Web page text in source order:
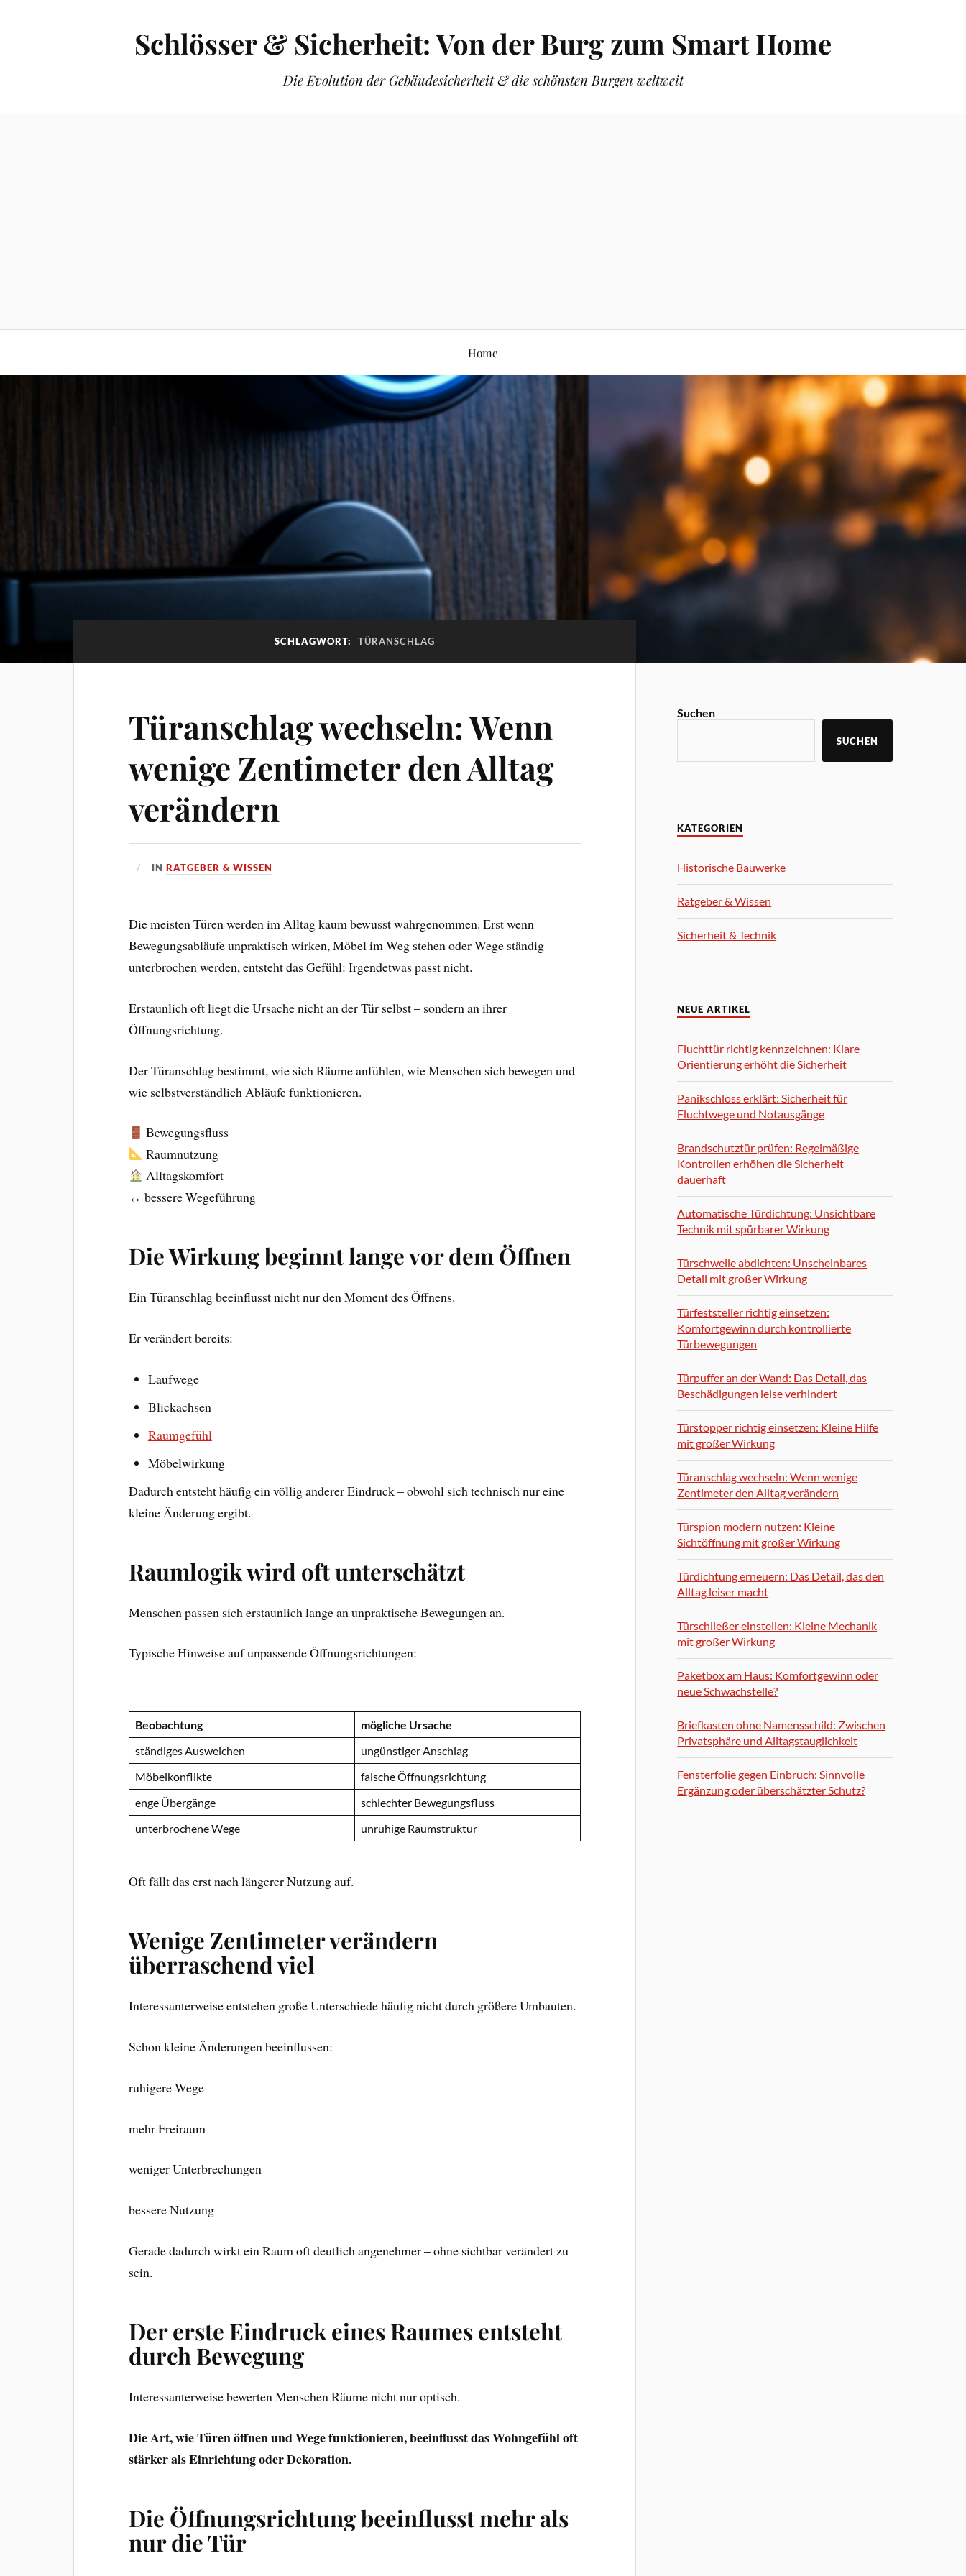
Schlösser & Sicherheit: Von der Burg zum Smart Home
Die Evolution der Gebäudesicherheit & die schönsten Burgen weltweit
Home
SCHLAGWORT: TÜRANSCHLAG
Türanschlag wechseln: Wenn
wenige Zentimeter den Alltag
verändern
INRATGEBER & WISSEN
Die meisten Türen werden im Alltag kaum bewusst wahrgenommen. Erst wenn
Bewegungsabläufe unpraktisch wirken, Möbel im Weg stehen oder Wege ständig
unterbrochen werden, entsteht das Gefühl: Irgendetwas passt nicht.
Erstaunlich oft liegt die Ursache nicht an der Tür selbst – sondern an ihrer
Öffnungsrichtung.
Der Türanschlag bestimmt, wie sich Räume anfühlen, wie Menschen sich bewegen und
wie selbstverständlich Abläufe funktionieren.
Bewegungsfluss
Raumnutzung
Alltagskomfort
↔ bessere Wegeführung
Die Wirkung beginnt lange vor dem Öffnen
Ein Türanschlag beeinflusst nicht nur den Moment des Öffnens.
Er verändert bereits:
Laufwege
Blickachsen
Raumgefühl
Möbelwirkung
Dadurch entsteht häufig ein völlig anderer Eindruck – obwohl sich technisch nur eine
kleine Änderung ergibt.
Raumlogik wird oft unterschätzt
Menschen passen sich erstaunlich lange an unpraktische Bewegungen an.
Typische Hinweise auf unpassende Öffnungsrichtungen:
Beobachtung
mögliche Ursache
ständiges Ausweichen
ungünstiger Anschlag
Möbelkonflikte
falsche Öffnungsrichtung
enge Übergänge
schlechter Bewegungsfluss
unterbrochene Wege
unruhige Raumstruktur
Oft fällt das erst nach längerer Nutzung auf.
Wenige Zentimeter verändern
überraschend viel
Interessanterweise entstehen große Unterschiede häufig nicht durch größere Umbauten.
Schon kleine Änderungen beeinflussen:
ruhigere Wege
mehr Freiraum
weniger Unterbrechungen
bessere Nutzung
Gerade dadurch wirkt ein Raum oft deutlich angenehmer – ohne sichtbar verändert zu
sein.
Der erste Eindruck eines Raumes entsteht
durch Bewegung
Interessanterweise bewerten Menschen Räume nicht nur optisch.
Die Art, wie Türen öffnen und Wege funktionieren, beeinflusst das Wohngefühl oft
stärker als Einrichtung oder Dekoration.
Die Öffnungsrichtung beeinflusst mehr als
nur die Tür
Suchen
SUCHEN
KATEGORIEN
Historische Bauwerke
Ratgeber & Wissen
Sicherheit & Technik
NEUE ARTIKEL
Fluchttür richtig kennzeichnen: Klare
Orientierung erhöht die Sicherheit
Panikschloss erklärt: Sicherheit für
Fluchtwege und Notausgänge
Brandschutztür prüfen: Regelmäßige
Kontrollen erhöhen die Sicherheit
dauerhaft
Automatische Türdichtung: Unsichtbare
Technik mit spürbarer Wirkung
Türschwelle abdichten: Unscheinbares
Detail mit großer Wirkung
Türfeststeller richtig einsetzen:
Komfortgewinn durch kontrollierte
Türbewegungen
Türpuffer an der Wand: Das Detail, das
Beschädigungen leise verhindert
Türstopper richtig einsetzen: Kleine Hilfe
mit großer Wirkung
Türanschlag wechseln: Wenn wenige
Zentimeter den Alltag verändern
Türspion modern nutzen: Kleine
Sichtöffnung mit großer Wirkung
Türdichtung erneuern: Das Detail, das den
Alltag leiser macht
Türschließer einstellen: Kleine Mechanik
mit großer Wirkung
Paketbox am Haus: Komfortgewinn oder
neue Schwachstelle?
Briefkasten ohne Namensschild: Zwischen
Privatsphäre und Alltagstauglichkeit
Fensterfolie gegen Einbruch: Sinnvolle
Ergänzung oder überschätzter Schutz?